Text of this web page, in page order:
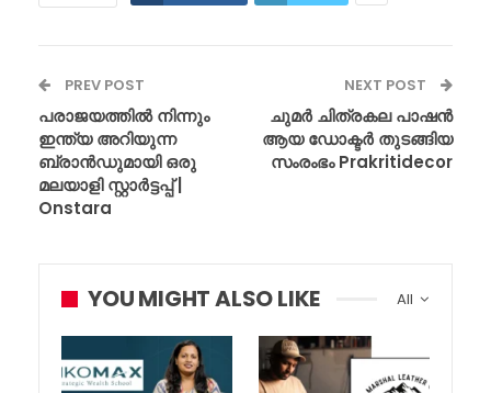
PREV POST
പരാജയത്തിൽ നിന്നും
ഇന്ത്യ അറിയുന്ന
ബ്രാൻഡുമായി ഒരു
മലയാളി സ്റ്റാർട്ടപ്പ് |
Onstara
NEXT POST
ചുമർ ചിത്രകല പാഷൻ
ആയ ഡോക്ടർ തുടങ്ങിയ
സംരംഭം Prakritidecor
All
YOU MIGHT ALSO LIKE